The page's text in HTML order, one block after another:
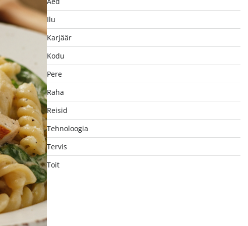
Ilu
Karjäär
Kodu
Pere
Raha
Reisid
Tehnoloogia
Tervis
Toit